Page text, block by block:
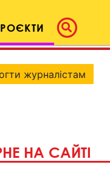
журналістам
НА САЙТІ